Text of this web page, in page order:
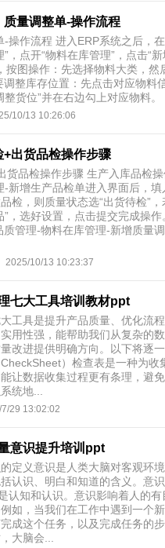
质量调整单-操作流程
-操作流程 进入ERP系统之后，
，点开“物料在库管理”，点击“
按图操作：先选择物料大类，然
整库存位置：先点击对应物料
货位”并在右边勾上对应物料。
10/13 10:26:06
+出货品检操作步骤
货品检操作步骤 生产入库品检
-新增生产品检单进入界面后，
检，则质量状态选“出货待检”
”，选好设置，点击提交完成操
质管理-物料在库管理-新增质量
2025/10/13 10:23:37
七大工具培训教材ppt
工具是提升产品质量、优化流
用性强，能帮助我们从复杂的
改进提供明确方向。以下将逐
）检查表是一种为收
让数据收集过程更有条理，避
统地...
29 13:02:02
意识提升培训ppt
定义意识是人类大脑对客观环
认识、明白和知道的含义。意识
认知和认识。意识影响着人的
如，当我们在工作中遇到一个
成这个任务，以及完成任务的步
大脑会...